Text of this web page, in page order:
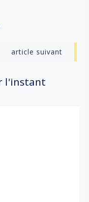
article suivant
l'instant